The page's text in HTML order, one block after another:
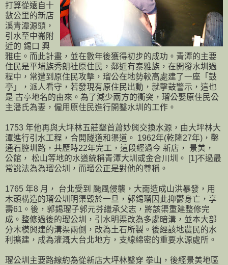
打算從遠自十
數公里的新店
溪青潭源頭，
引水至中崙附
近的 錫口 興
雅庄。而此計畫，並在數年後獲得初步的成功。青潭的主要
住民是平埔族秀朗社原住民，鄰近有泰雅族，在開發水圳過
程中，常遭到原住民攻擊，瑠公在地勢較高處建了一座「鼓
亭」，派人看守，若發現有原住民出動，就擊鼓警示，這也
是 古亭地名的由來。為了減少兩方的衝突，瑠公娶原住民公
主潘氏為妻，僱用原住民進行開鑿水圳的工作。
1753 年他再與大坪林五莊墾首蕭妙興交換水源，由大坪林大
潭進行引水工程，合開隧道和渠道。 1962年(乾隆27年)，鑿
通石腔圳路，共歷時22年完工，這段經過今 新店， 景美，
公館， 松山等地的水道統稱青潭大圳或金合川圳。 [1]不過最
常說法為為瑠公圳，而瑠公正是對他的尊稱。
1765 年8 月， 台北受到 颱風侵襲，大雨造成山洪暴發，用
木頭構造的瑠公圳明渠毀於一旦，郭錫瑠因此抑鬱身亡，享
壽61。後，郭錫瑠子郭元芬繼承父志，將該渠重建整修完
成。整修過後的瑠公圳，引水明渠改為多處暗溝，並本大部
分木模興建的溝渠兩側，改為土石所製。後經該地農民的水
利擴建，成為灌溉大台北地方，支線綿密的重要水源處所。
瑠公圳主要路線約為從新店大坪林鑿穿 拳山，後經景美地區